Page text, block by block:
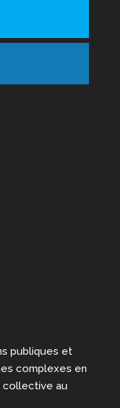
publiques et
complexes en
collective au